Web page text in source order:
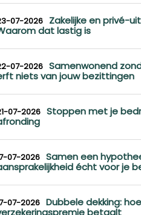
07-2026 Zakelijke en privé-
dat lastig is
07-2026 Samenwonend
niets van jouw bezittingen
07-2026 Stoppen met je
07-2026 Samen een
écht voor je
07-2026 Dubbele dekking:
betaalt